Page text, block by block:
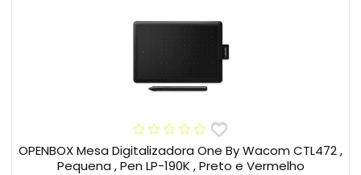
OPENBOX Mesa Digitalizadora One By Wacom CTL472 ,
Pequena , Pen LP-190K , Preto e Vermelho